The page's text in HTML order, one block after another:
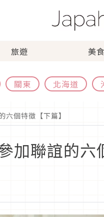
旅遊 美食
關東 北海道
個特徵【下篇】
加聯誼的六